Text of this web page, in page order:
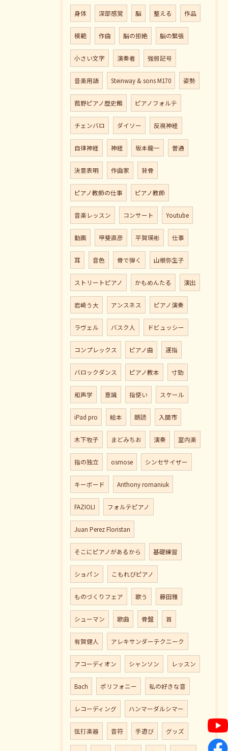
身体 深部感覚 脳 整える 作品
模範 作曲 脳の拒絶 脳の緊張
小さい文字 演奏者 強弱記号
音楽用語 Steinway & sons M170 姿勢
菰野ピアノ歴史館 ピアノフォルテ
チェンバロ ダイソー 反視神経
自律神経 神経 坂本龍一 普通
決意表明 作曲家 背骨
ピアノ教師の仕事 ピアノ教師
音楽レッスン コンサート Youtube
動画 甲斐直彦 平賀瑛彬 仕事
耳 音色 骨で弾く 山根弥生子
ストリートピアノ かもめんたる 演出
岩崎う大 アンスネス ピアノ演奏
ラヴェル バスク人 ドビュッシー
コンプレックス ピアノ曲 運指
バロックダンス ピアノ教本 寸勁
和声学 意識 指使い スケール
iPad pro 絵本 朗読 入間市
木下牧子 まどみちお 演奏 室内楽
指の独立 osmose シンセサイザー
キーボード Anthony romaniuk
FAZIOLI フォルテピアノ
Juan Perez Floristan
そこにピアノがあるから 基礎練習
ショパン こもれびピアノ
ものづくりフェア 歌う 藤田雅
シューマン 歌曲 骨盤 首
有賀健人 アレキサンダーテクニーク
アコーディオン シャンソン レッスン
Bach ポリフォニー 私の好きな音
レコーディング ハンマーダルシマー
弦打楽器 音符 手遊び グッズ